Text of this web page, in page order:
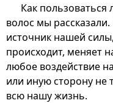
Как
волос мы
источник нашей
происходит, меняет
любое воздействие
или иную сторону
всю нашу жизнь.